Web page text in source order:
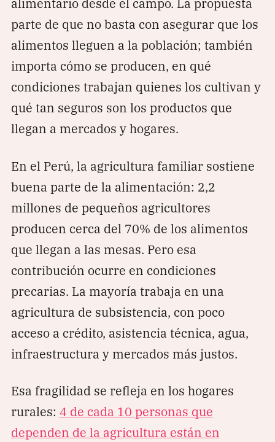
parte de que no basta con asegurar que los
alimentos lleguen a la población; también
importa cómo se producen, en qué
condiciones trabajan quienes los cultivan y
qué tan seguros son los productos que
llegan a mercados y hogares.
En el Perú, la agricultura familiar sostiene
buena parte de la alimentación: 2,2
millones de pequeños agricultores
producen cerca del 70% de los alimentos
que llegan a las mesas. Pero esa
contribución ocurre en condiciones
precarias. La mayoría trabaja en una
agricultura de subsistencia, con poco
acceso a crédito, asistencia técnica, agua,
infraestructura y mercados más justos.
Esa fragilidad se refleja en los hogares
rurales: 4 de cada 10 personas que
dependen de la agricultura están en